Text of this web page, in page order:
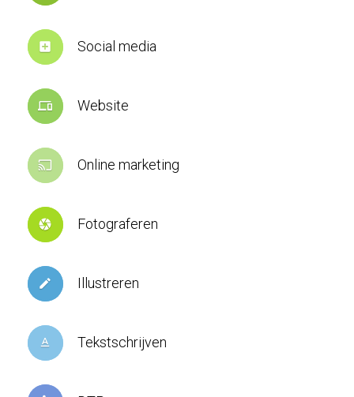
add_box Social media
devices Website
cast Online marketing
camera Fotograferen
create Illustreren
text_format Tekstschrijven